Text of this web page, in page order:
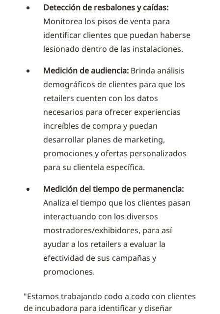
Detección de resbalones y caídas:
Monitorea los pisos de venta para
identificar clientes que puedan haberse
lesionado dentro de las instalaciones.
Medición de audiencia: Brinda análisis
demográficos de clientes para que los
retailers cuenten con los datos
necesarios para ofrecer experiencias
increíbles de compra y puedan
desarrollar planes de marketing,
promociones y ofertas personalizados
para su clientela específica.
Medición del tiempo de permanencia:
Analiza el tiempo que los clientes pasan
interactuando con los diversos
mostradores/exhibidores, para así
ayudar a los retailers a evaluar la
efectividad de sus campañas y
promociones.
"Estamos trabajando codo a codo con clientes
de incubadora para identificar y diseñar